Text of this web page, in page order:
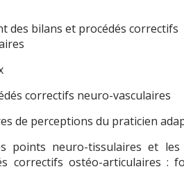
des bilans et procédés correctifs
correctifs neuro-vasculaires
de perceptions du praticien
points neuro-tissulaires et
correctifs ostéo-articulaires :